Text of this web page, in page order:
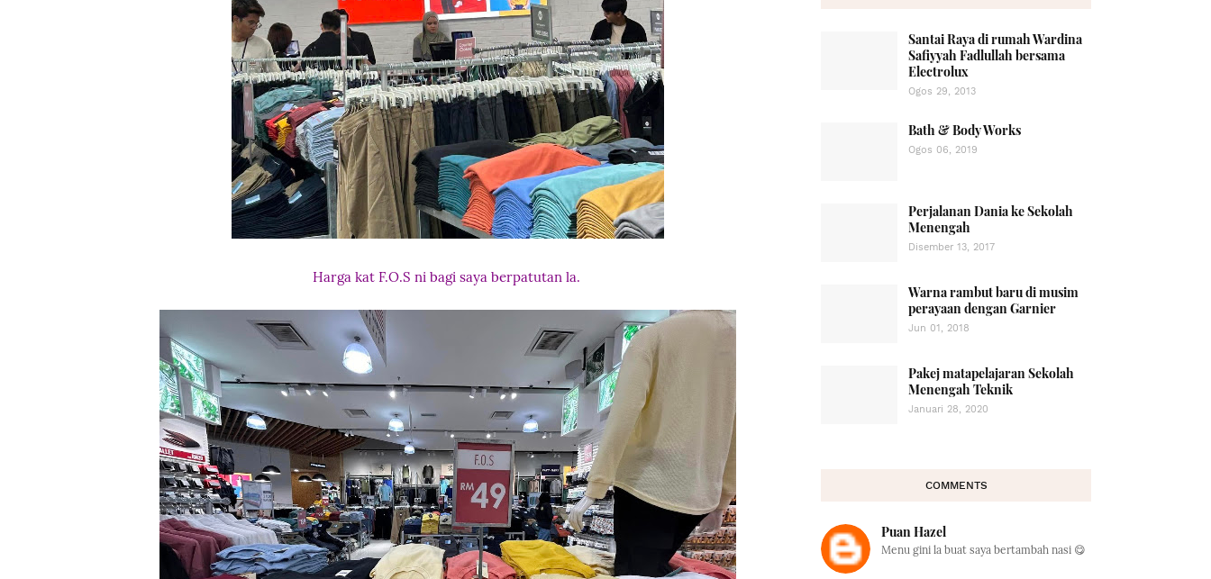
Harga kat F.O.S ni bagi saya berpatutan la.
Santai Raya di rumah Wardina
Safiyyah Fadlullah bersama
Electrolux
Ogos 29, 2013
Bath & Body Works
Ogos 06, 2019
Perjalanan Dania ke Sekolah
Menengah
Disember 13, 2017
Warna rambut baru di musim
perayaan dengan Garnier
Jun 01, 2018
Pakej matapelajaran Sekolah
Menengah Teknik
Januari 28, 2020
COMMENTS
Puan Hazel
Menu gini la buat saya bertambah nasi 😋